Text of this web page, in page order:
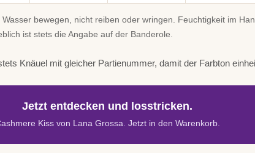
bewegen, nicht reiben oder wringen. Feuchtigkeit im
ist stets die Angabe auf der Banderole.
Knäuel mit gleicher Partienummer, damit der Farbton
Jetzt entdecken und losstricken.
Kiss von Lana Grossa. Jetzt in den Warenkorb.